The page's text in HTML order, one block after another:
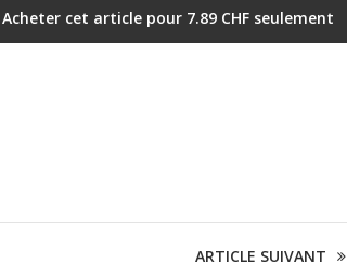
Acheter cet article pour 7.89 CHF seulement
ARTICLE SUIVANT